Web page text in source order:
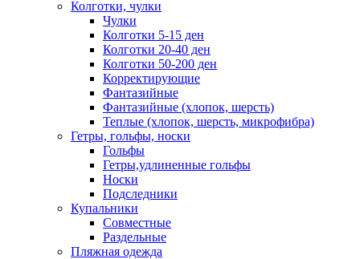
Колготки, чулки
Чулки
Колготки 5-15 ден
Колготки 20-40 ден
Колготки 50-200 ден
Корректирующие
Фантазийные
Фантазийные (хлопок, шерсть)
Теплые (хлопок, шерсть, микрофибра)
Гетры, гольфы, носки
Гольфы
Гетры,удлиненные гольфы
Носки
Подследники
Купальники
Совместные
Раздельные
Пляжная одежда